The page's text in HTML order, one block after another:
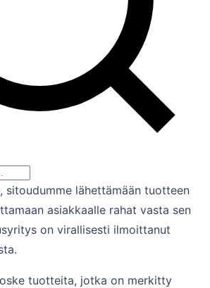
sitoudumme lähettämään tuotteen
asiakkaalle rahat vasta sen
on virallisesti ilmoittanut
tuotteita, jotka on merkitty